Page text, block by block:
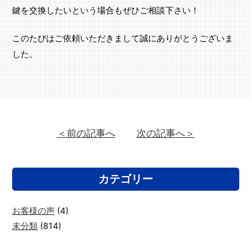
鍵を交換したいという場合もぜひご相談下さい！
このたびはご依頼いただきまして誠にありがとうございま
した。
＜前の記事へ 次の記事へ＞
カテゴリー
お客様の声 (4)
未分類 (814)